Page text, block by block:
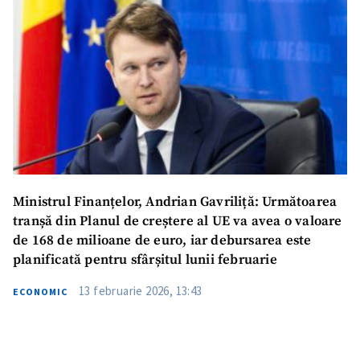
Ministrul Finanțelor, Andrian Gavriliță: Următoarea
tranșă din Planul de creștere al UE va avea o valoare
de 168 de milioane de euro, iar debursarea este
planificată pentru sfârșitul lunii februarie
ECONOMIC 13 februarie 2026, 13:43